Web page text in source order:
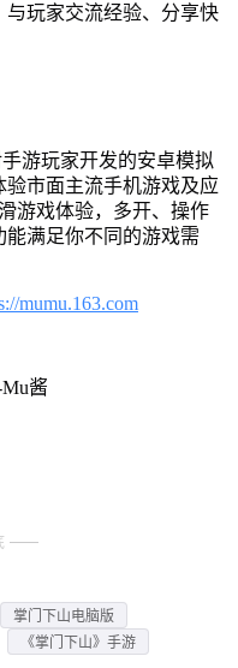
玩家交流经验、分享快
游玩家开发的安卓模拟
市面主流手机游戏及应
游戏体验，多开、操作
满足你不同的游戏需
mumu.163.com
酱
掌门下山电脑版
《掌门下山》手游